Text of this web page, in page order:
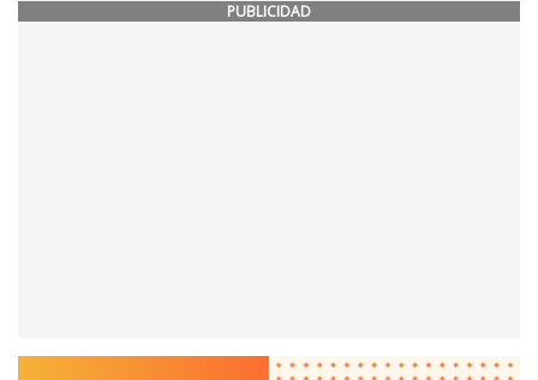
PUBLICIDAD